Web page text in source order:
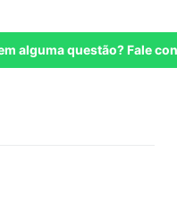
alguma questão? Fale